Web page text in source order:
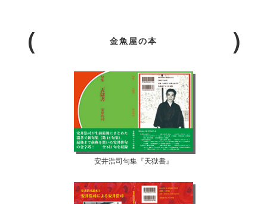
金魚屋の本
安井浩司句集『天獄書』